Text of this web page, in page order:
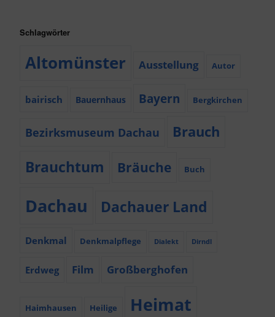
Schlagwörter
Altomünster Ausstellung Autor
bairisch Bauernhaus Bayern Bergkirchen
Bezirksmuseum Dachau Brauch
Brauchtum Bräuche Buch
Dachau Dachauer Land
Denkmal Denkmalpflege Dialekt Dirndl
Erdweg Film Großberghofen
Haimhausen Heilige Heimat